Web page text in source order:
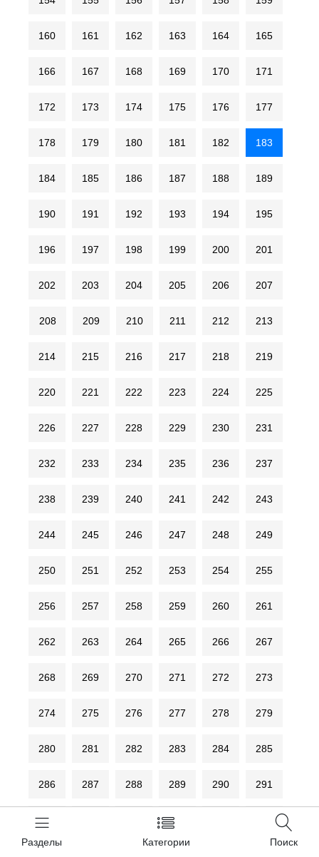
Разделы Категории Поиск
160 161 162 163 164 165
166 167 168 169 170 171
172 173 174 175 176 177
178 179 180 181 182 183
184 185 186 187 188 189
190 191 192 193 194 195
196 197 198 199 200 201
202 203 204 205 206 207
208 209 210 211 212 213
214 215 216 217 218 219
220 221 222 223 224 225
226 227 228 229 230 231
232 233 234 235 236 237
238 239 240 241 242 243
244 245 246 247 248 249
250 251 252 253 254 255
256 257 258 259 260 261
262 263 264 265 266 267
268 269 270 271 272 273
274 275 276 277 278 279
280 281 282 283 284 285
286 287 288 289 290 291
292 295